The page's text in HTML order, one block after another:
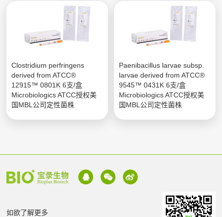
Clostridium perfringens
derived from ATCC®
12915™ 0801K 6支/盒
Microbiologics ATCC授权美
国MBL公司定性菌株
Paenibacillus larvae subsp.
larvae derived from ATCC®
9545™ 0431K 6支/盒
Microbiologics ATCC授权美
国MBL公司定性菌株
如欲了解更多